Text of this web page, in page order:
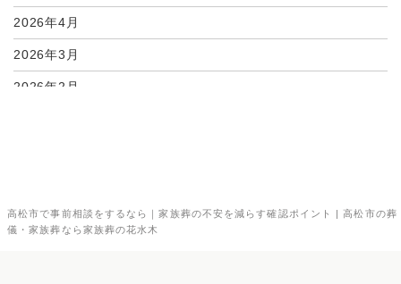
高松市で事前相談をするなら｜家族葬の不安を減らす確認ポイント | 高松市の葬
儀・家族葬なら家族葬の花水木
2026年4月
2026年3月
2026年2月
2025年10月